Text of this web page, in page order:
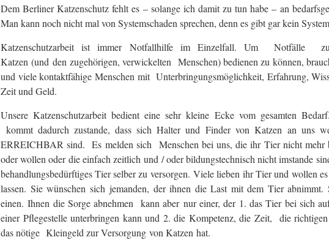
Dem Berliner Katzenschutz fehlt es – solange ich damit zu tun habe – an
Man kann noch nicht mal von Systemschaden sprechen, denn es gibt gar kein
Katzenschutzarbeit ist immer Notfallhilfe im Einzelfall. Um Notfälle
Katzen (und den zugehörigen, verwickelten Menschen) bedienen zu können,
und viele kontaktfähige Menschen mit Unterbringungsmöglichkeit, Erfahrung,
Zeit und Geld.
Unsere Katzenschutzarbeit bedient eine sehr kleine Ecke vom gesamten
kommt dadurch zustande, dass sich Halter und Finder von Katzen an uns
ERREICHBAR sind. Es melden sich Menschen bei uns, die ihr Tier nicht mehr
oder wollen oder die einfach zeitlich und / oder bildungstechnisch nicht imstande
behandlungsbedürftiges Tier selber zu versorgen. Viele lieben ihr Tier und wollen
lassen. Sie wünschen sich jemanden, der ihnen die Last mit dem Tier abnimmt.
einen. Ihnen die Sorge abnehmen kann aber nur einer, der 1. das Tier bei sich
einer Pflegestelle unterbringen kann und 2. die Kompetenz, die Zeit, die
das nötige Kleingeld zur Versorgung von Katzen hat.